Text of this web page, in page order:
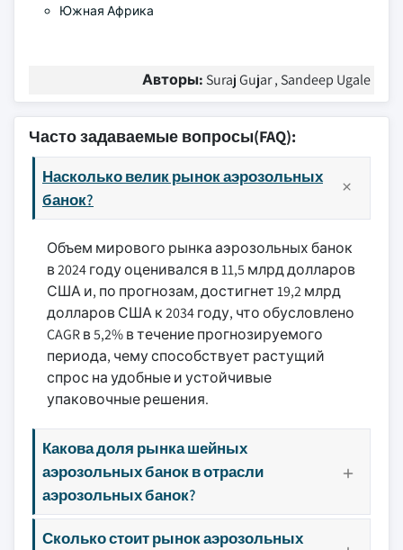
Южная Африка
Авторы: Suraj Gujar , Sandeep Ugale
Часто задаваемые вопросы(FAQ):
Насколько велик рынок аэрозольных
банок?
Объем мирового рынка аэрозольных банок
в 2024 году оценивался в 11,5 млрд долларов
США и, по прогнозам, достигнет 19,2 млрд
долларов США к 2034 году, что обусловлено
CAGR в 5,2% в течение прогнозируемого
периода, чему способствует растущий
спрос на удобные и устойчивые
упаковочные решения.
Какова доля рынка шейных
аэрозольных банок в отрасли
аэрозольных банок?
Сколько стоит рынок аэрозольных